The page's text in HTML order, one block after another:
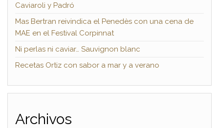
Caviaroli y Padró
Mas Bertran reivindica el Penedès con una cena de
MAE en el Festival Corpinnat
Ni perlas ni caviar… Sauvignon blanc
Recetas Ortiz con sabor a mar y a verano
Archivos